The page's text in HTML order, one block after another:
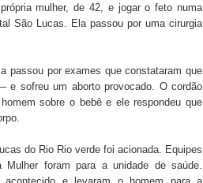
Ribeiro à
dos serviços do
mulher, de 42, e jogar o feto numa
São Lucas. Ela passou por uma cirurgia
passou por exames que constataram que
sofreu um aborto provocado. O cordão
sobre o bebê e ele respondeu que
do Rio Rio verde foi acionada. Equipes
foram para a unidade de saúde.